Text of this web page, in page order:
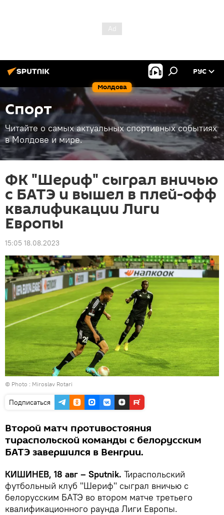
Молдова
РУС
Спорт
Читайте о самых актуальных спортивных событиях
в Молдове и мире.
ФК "Шериф" сыграл вничью
с БАТЭ и вышел в плей-офф
квалификации Лиги
Европы
15:05 18.08.2023
© Photo : Miroslav Rotari
Подписаться
Второй матч противостояния
тираспольской команды с белорусским
БАТЭ завершился в Венгрии.
КИШИНЕВ, 18 авг – Sputnik. Тираспольский
футбольный клуб "Шериф" сыграл вничью с
белорусским БАТЭ во втором матче третьего
квалификационного раунда Лиги Европы.